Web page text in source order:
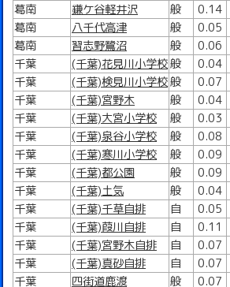
葛南
鎌ケ谷軽井沢 般 0.14
葛南
八千代高津 般 0.05
葛南
習志野鷺沼 般 0.06
千葉
(千葉)花見川小学校般 0.04
千葉
(千葉)検見川小学校般 0.07
千葉
(千葉)宮野木 般 0.04
千葉
(千葉)大宮小学校 般 0.03
千葉
(千葉)泉谷小学校 般 0.08
千葉
(千葉)寒川小学校 般 0.09
千葉
(千葉)都公園 般 0.09
千葉
(千葉)土気 般 0.04
千葉
(千葉)千草自排 自 0.05
千葉
(千葉)葭川自排 自 0.11
千葉
(千葉)宮野木自排 自 0.07
千葉
(千葉)真砂自排 自 0.07
千葉
四街道鹿渡 般 0.07